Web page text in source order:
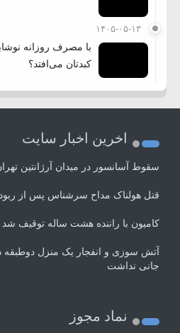
۱۴۰۵-۰۵-۱۳
با مصرف روزانه
کبدتان می‌افتد؟
اخرین اخبار سایت
سقوط آسانسور در میدان آرژانتین تهران/ ۹ نفر مصدوم
قتل هولناک مداح سرشناس پس از
کامیون با راننده هشت ساله توقیف شد
آتش سوزی و انفجار یک منزل دوطبقه
جانی نداشت
نماد مجوز